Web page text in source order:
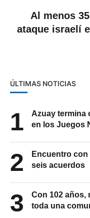
Al menos
ataque israelí
ÚLTIMAS NOTICIAS
1
Azuay termina
en los Juegos
2
Encuentro
seis acuerdos
3
Con 102 años,
toda una